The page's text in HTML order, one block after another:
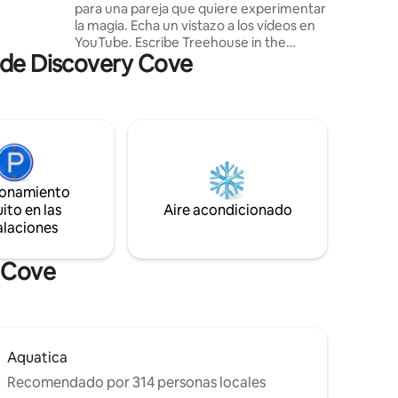
para una pareja que quiere experimentar
la magia. Echa un vistazo a los vídeos en
YouTube. Escribe Treehouse in the
Cloud. Se han realizado varias películas y
otras sesiones de fotos en la propiedad.
pies cuadrados y capacidad para seis
Discovery Cove
en las
Aire acondicionado
Aquatica
Recomendado por 314 personas locales